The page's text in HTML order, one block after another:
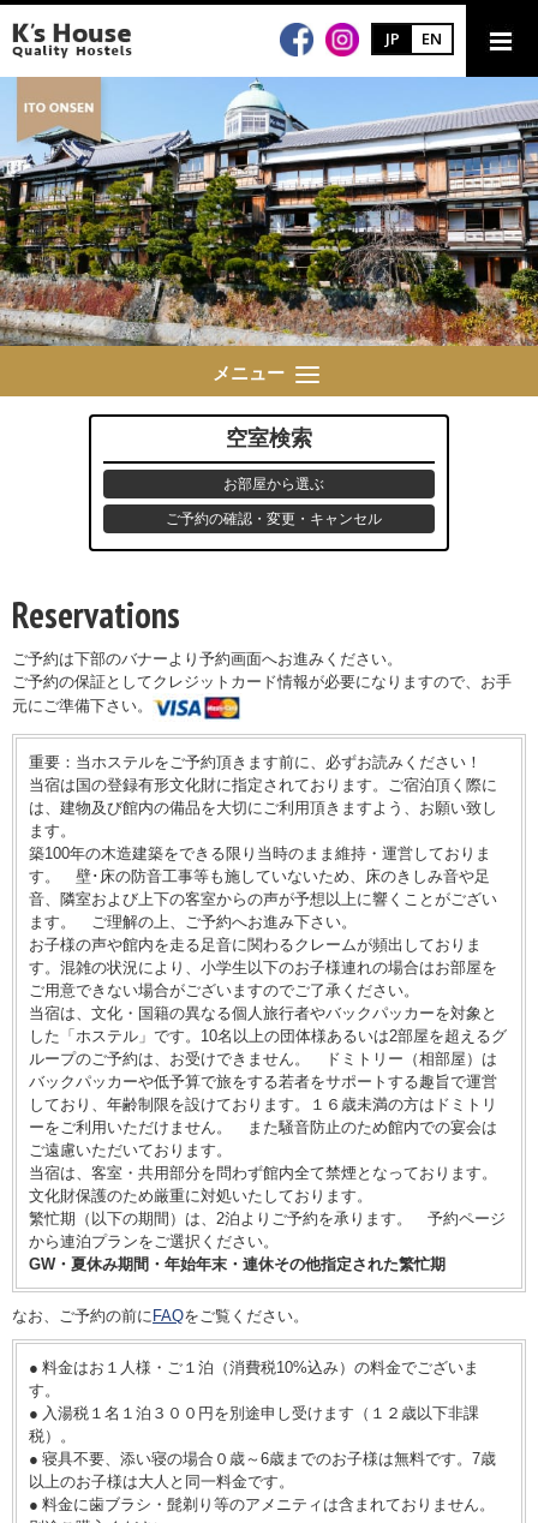
JP EN
メニュー
空室検索
お部屋から選ぶ
ご予約の確認・変更・キャンセル
Reservations
ご予約は下部のバナーより予約画面へお進みください。
ご予約の保証としてクレジットカード情報が必要になりますので、お手
元にご準備下さい。
重要：当ホステルをご予約頂きます前に、必ずお読みください！
当宿は国の登録有形文化財に指定されております。ご宿泊頂く際に
は、建物及び館内の備品を大切にご利用頂きますよう、お願い致し
ます。
築100年の木造建築をできる限り当時のまま維持・運営しておりま
す。 壁･床の防音工事等も施していないため、床のきしみ音や足
音、隣室および上下の客室からの声が予想以上に響くことがござい
ます。 ご理解の上、ご予約へお進み下さい。
お子様の声や館内を走る足音に関わるクレームが頻出しておりま
す。混雑の状況により、小学生以下のお子様連れの場合はお部屋を
ご用意できない場合がございますのでご了承ください。
当宿は、文化・国籍の異なる個人旅行者やバックパッカーを対象と
した「ホステル」です。10名以上の団体様あるいは2部屋を超えるグ
ループのご予約は、お受けできません。 ドミトリー（相部屋）は
バックパッカーや低予算で旅をする若者をサポートする趣旨で運営
しており、年齢制限を設けております。１６歳未満の方はドミトリ
ーをご利用いただけません。 また騒音防止のため館内での宴会は
ご遠慮いただいております。
当宿は、客室・共用部分を問わず館内全て禁煙となっております。
文化財保護のため厳重に対処いたしております。
繁忙期（以下の期間）は、2泊よりご予約を承ります。 予約ページ
から連泊プランをご選択ください。
GW・夏休み期間・年始年末・連休その他指定された繁忙期
なお、ご予約の前に FAQをご覧ください。
料金はお１人様・ご１泊（消費税10%込み）の料金でございま
す。
入湯税１名１泊３００円を別途申し受けます（１２歳以下非課
税）。
寝具不要、添い寝の場合０歳～6歳までのお子様は無料です。7歳
以上のお子様は大人と同一料金です。
料金に歯ブラシ・髭剃り等のアメニティは含まれておりません。